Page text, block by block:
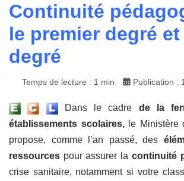
Continuité
le premier degré
degré
Temps de lecture : 1 min Publication :
Dans le cadre de la
établissements scolaires,le Ministère
propose, comme l’an passé, des
ressources pour assurer la continuité
crise sanitaire, notamment si votre